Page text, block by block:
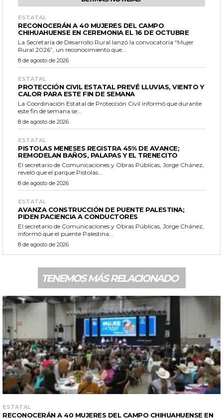
ESTATAL
RECONOCERÁN A 40 MUJERES DEL CAMPO
CHIHUAHUENSE EN CEREMONIA EL 16 DE OCTUBRE
La Secretaría de Desarrollo Rural lanzó la convocatoria “Mujer
Rural 2026”, un reconocimiento que...
8 de agosto de 2026
ESTATAL
PROTECCIÓN CIVIL ESTATAL PREVÉ LLUVIAS, VIENTO Y
CALOR PARA ESTE FIN DE SEMANA
La Coordinación Estatal de Protección Civil informó que durante
este fin de semana se...
8 de agosto de 2026
ESTATAL
PISTOLAS MENESES REGISTRA 45% DE AVANCE;
REMODELAN BAÑOS, PALAPAS Y EL TRENECITO
El secretario de Comunicaciones y Obras Públicas, Jorge Chánez,
reveló que el parque Pistolas...
8 de agosto de 2026
ESTATAL
AVANZA CONSTRUCCIÓN DE PUENTE PALESTINA;
PIDEN PACIENCIA A CONDUCTORES
El secretario de Comunicaciones y Obras Públicas, Jorge Chánez,
informó que el puente Palestina...
8 de agosto de 2026
TENEMOS MÁS RELACIONADO
ESTATAL
RECONOCERÁN A 40 MUJERES DEL CAMPO CHIHUAHUENSE EN